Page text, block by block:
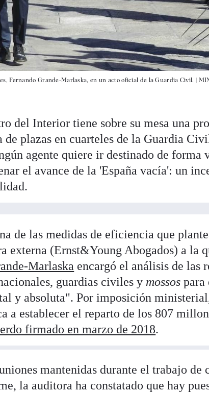
Fernando Grande-Marlaska, en un acto oficial de la Guardia Civil. |
del Interior tiene sobre su mesa una
de plazas en cuarteles de la Guardia
agente quiere ir destinado de
el avance de la 'España vacía': un
de las medidas de eficiencia que
externa (Ernst&Young Abogados) a la
Marlaska encargó el análisis de las
guardias civiles y mossos para
y absoluta". Por imposición
a establecer el reparto de los 807
firmado en marzo de 2018.
mantenidas durante el trabajo de
la auditora ha constatado que hay